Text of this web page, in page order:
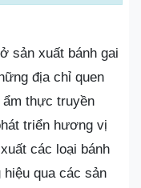
sản xuất bánh gai
địa chỉ quen
thực truyền
triển hương vị
các loại bánh
qua các sản